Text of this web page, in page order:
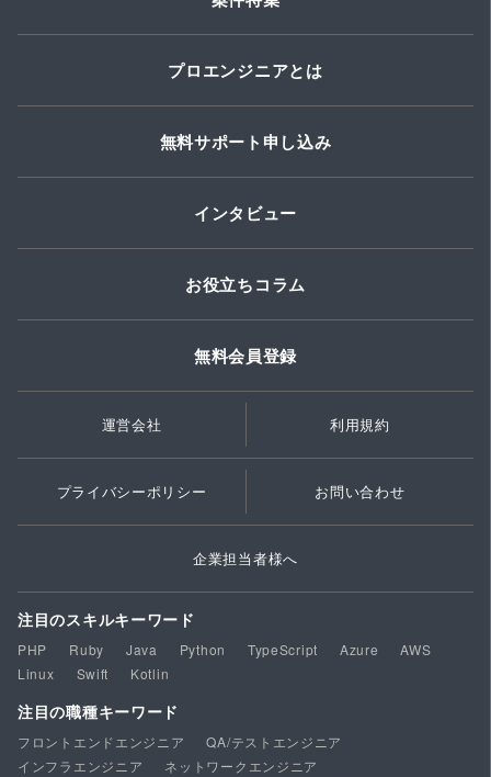
プロエンジニアとは
無料サポート申し込み
インタビュー
お役立ちコラム
無料会員登録
運営会社 利用規約
プライバシーポリシー お問い合わせ
企業担当者様へ
注目のスキルキーワード
PHP Ruby Java Python TypeScript Azure
AWS
Linux
Swift Kotlin
注目の職種キーワード
フロントエンドエンジニア
QA/テストエンジニア
インフラエンジニア
ネットワークエンジニア